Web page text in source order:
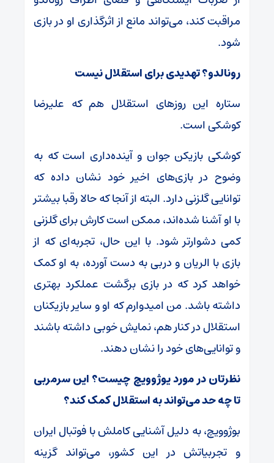
مراقبت کند، می‌تواند مانع از اثرگذاری او در بازی
شود.
رونالدو؟ تهدیدی برای استقلال نیست
ستاره این روز‌های استقلال هم که علیرضا
کوشکی است.
کوشکی بازیکن جوان و آینده‌داری است که به
وضوح در بازی‌های اخیر خود نشان داده که
توانایی گلزنی دارد. البته از آنجا که حالا رقبا بیشتر
با او آشنا شده‌اند، ممکن است کارش برای گلزنی
کمی دشوارتر شود. با این حال، تجربه‌ای که از
بازی با الریان و دربی به دست آورده، به او کمک
خواهد کرد که در بازی برگشت عملکرد بهتری
داشته باشد. من امیدوارم که او و سایر بازیکنان
استقلال در کنار هم، نمایش خوبی داشته باشند
و توانایی‌های خود را نشان دهند.
نظرتان در مورد یوژوویچ چیست؟ این سرمربی
تا چه حد می‌تواند به استقلال کمک کند؟
بوژوویچ، به دلیل آشنایی کاملش با فوتبال ایران
و تجربیاتش در این کشور، می‌تواند گزینه